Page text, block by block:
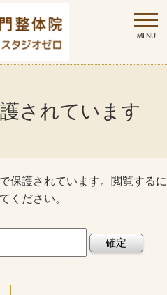
されています
保護されています。閲覧するに
ください。